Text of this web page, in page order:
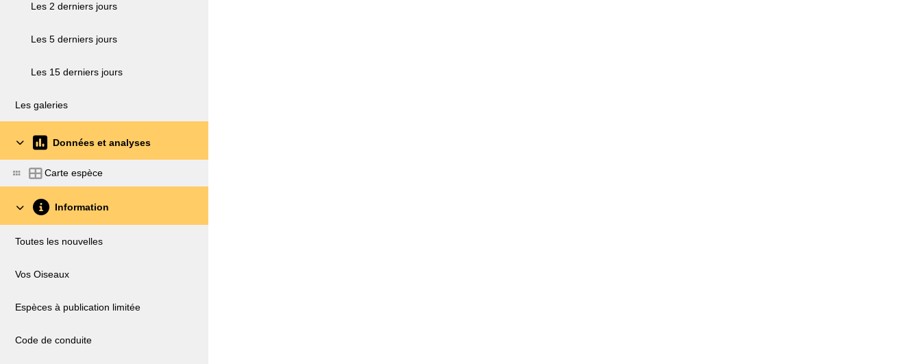
Les 2 derniers jours
Les 5 derniers jours
Les 15 derniers jours
Les galeries
Données et analyses
Carte espèce
Information
Toutes les nouvelles
Vos Oiseaux
Espèces à publication limitée
Code de conduite